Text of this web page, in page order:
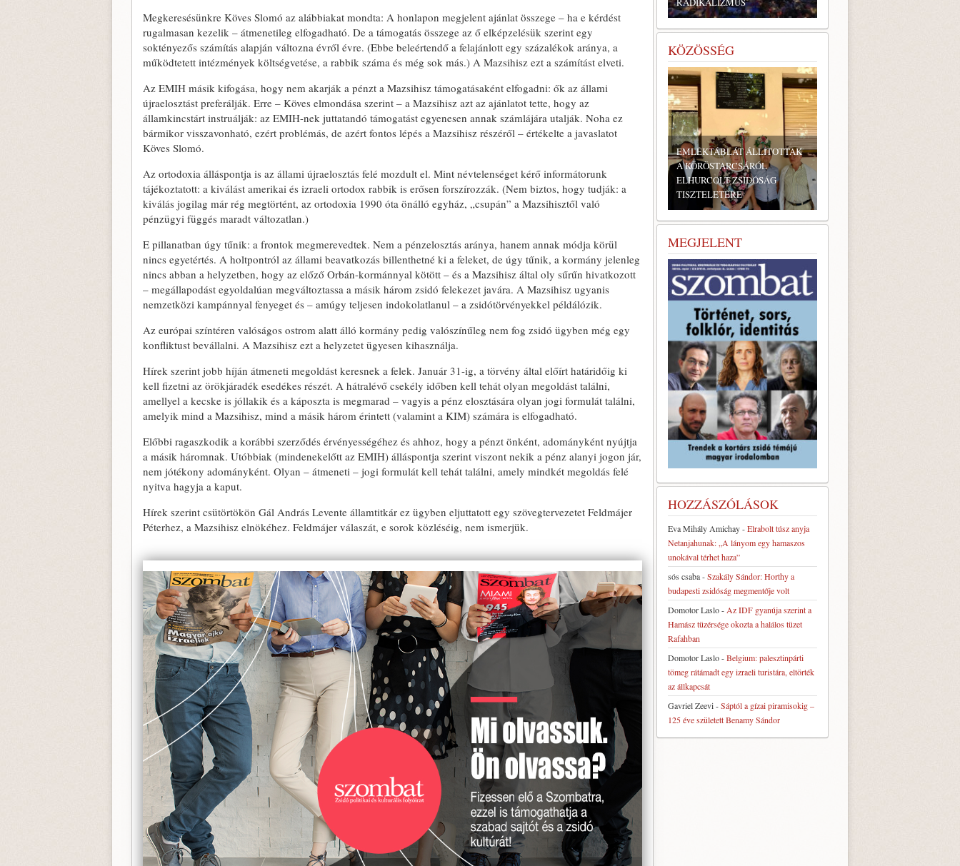
Megkeresésünkre Köves Slomó az alábbiakat mondta: A honlapon megjelent ajánlat összege – ha e kérdést
rugalmasan kezelik – átmenetileg elfogadható. De a támogatás összege az ő elképzelésük szerint egy
soktényezős számítás alapján változna évről évre. (Ebbe beleértendő a felajánlott egy százalékok aránya, a
működtetett intézmények költségvetése, a rabbik száma és még sok más.) A Mazsihisz ezt a számítást elveti.
Az EMIH másik kifogása, hogy nem akarják a pénzt a Mazsihisz támogatásaként elfogadni: ők az állami
újraelosztást preferálják. Erre – Köves elmondása szerint – a Mazsihisz azt az ajánlatot tette, hogy az
államkincstárt instruálják: az EMIH-nek juttatandó támogatást egyenesen annak számlájára utalják. Noha ez
bármikor visszavonható, ezért problémás, de azért fontos lépés a Mazsihisz részéről – értékelte a javaslatot
Köves Slomó.
Az ortodoxia álláspontja is az állami újraelosztás felé mozdult el. Mint névtelenséget kérő informátorunk
tájékoztatott: a kiválást amerikai és izraeli ortodox rabbik is erősen forszírozzák. (Nem biztos, hogy tudják: a
kiválás jogilag már rég megtörtént, az ortodoxia 1990 óta önálló egyház, „csupán” a Mazsihisztől való
pénzügyi függés maradt változatlan.)
E pillanatban úgy tűnik: a frontok megmerevedtek. Nem a pénzelosztás aránya, hanem annak módja körül
nincs egyetértés. A holtpontról az állami beavatkozás billenthetné ki a feleket, de úgy tűnik, a kormány jelenleg
nincs abban a helyzetben, hogy az előző Orbán-kormánnyal kötött – és a Mazsihisz által oly sűrűn hivatkozott
– megállapodást egyoldalúan megváltoztassa a másik három zsidó felekezet javára. A Mazsihisz ugyanis
nemzetközi kampánnyal fenyeget és – amúgy teljesen indokolatlanul – a zsidótörvényekkel példálózik.
Az európai színtéren valóságos ostrom alatt álló kormány pedig valószínűleg nem fog zsidó ügyben még egy
konfliktust bevállalni. A Mazsihisz ezt a helyzetet ügyesen kihasználja.
Hírek szerint jobb híján átmeneti megoldást keresnek a felek. Január 31-ig, a törvény által előírt határidőig ki
kell fizetni az örökjáradék esedékes részét. A hátralévő csekély időben kell tehát olyan megoldást találni,
amellyel a kecske is jóllakik és a káposzta is megmarad – vagyis a pénz elosztására olyan jogi formulát találni,
amelyik mind a Mazsihisz, mind a másik három érintett (valamint a KIM) számára is elfogadható.
Előbbi ragaszkodik a korábbi szerződés érvényességéhez és ahhoz, hogy a pénzt önként, adományként nyújtja
a másik háromnak. Utóbbiak (mindenekelőtt az EMIH) álláspontja szerint viszont nekik a pénz alanyi jogon jár,
nem jótékony adományként. Olyan – átmeneti – jogi formulát kell tehát találni, amely mindkét megoldás felé
nyitva hagyja a kaput.
Hírek szerint csütörtökön Gál András Levente államtitkár ez ügyben eljuttatott egy szövegtervezetet Feldmájer
Péterhez, a Mazsihisz elnökéhez. Feldmájer válaszát, e sorok közléséig, nem ismerjük.
KÖZÖSSÉG
ELHURCOLT ZSIDÓSÁG
TISZTELETÉRE
BONYHÁDI ZSIDÓ NAPOK
MEGJELENT
HOZZÁSZÓLÁSOK
Eva Mihály Amichay-Elrabolt túsz anyja
Netanjahunak: „A lányom egy hamaszos
unokával térhet haza”
sós csaba-Szakály Sándor: Horthy a
budapesti zsidóság megmentője volt
Domotor Laslo- Az IDF gyanúja szerint a
Hamász tüzérsége okozta a halálos tüzet
Rafahban
Domotor Laslo-Belgium: palesztinpárti
tömeg rátámadt egy izraeli turistára, eltörték
az állkapcsát
Gavriel Zeevi-Sáptól a gízai piramisokig –
125 éve született Benamy Sándor